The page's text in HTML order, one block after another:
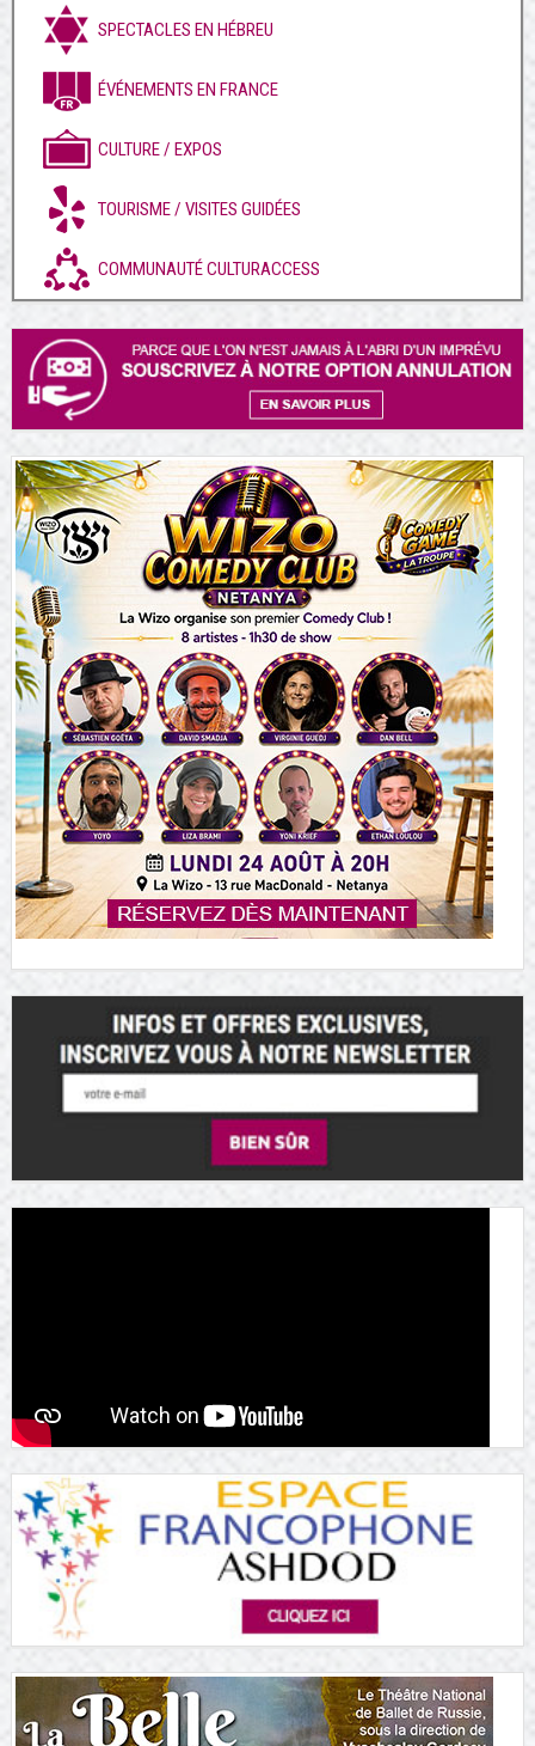
SPECTACLES EN HÉBREU
ÉVÉNEMENTS EN FRANCE
CULTURE / EXPOS
TOURISME / VISITES GUIDÉES
COMMUNAUTÉ CULTURACCESS